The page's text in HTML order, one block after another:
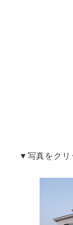
▼写真をクリ